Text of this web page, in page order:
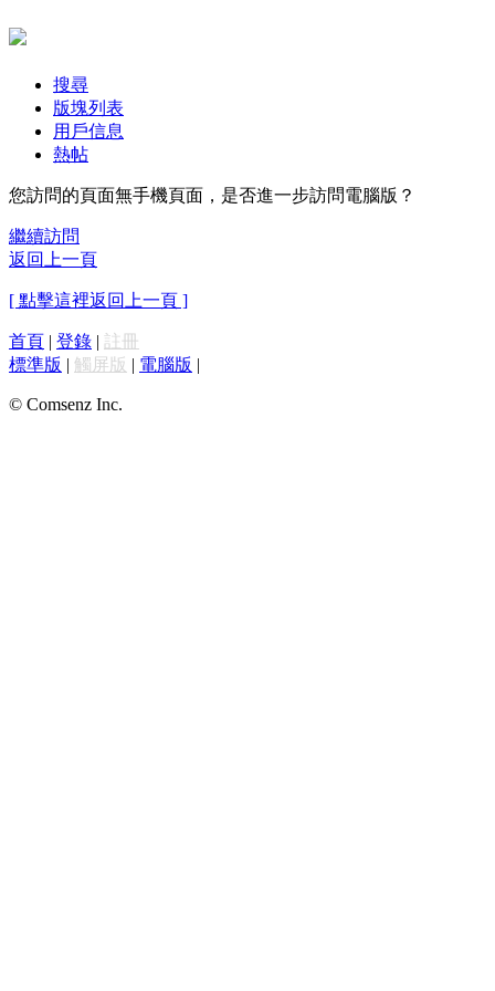
搜尋
版塊列表
用戶信息
熱帖
您訪問的頁面無手機頁面，是否進一步訪問電腦版？
繼續訪問
返回上一頁
[ 點擊這裡返回上一頁 ]
首頁 | 登錄 | 註冊
標準版 | 觸屏版 | 電腦版 |
© Comsenz Inc.